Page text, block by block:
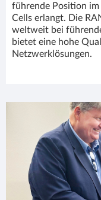
führende Position im
Cells erlangt. Die
weltweit bei
bietet eine hohe
Netzwerklösungen.